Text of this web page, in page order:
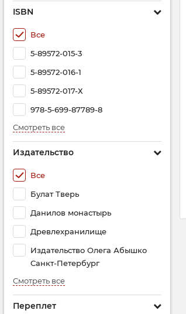
ISBN
Все
5-89572-015-3
5-89572-016-1
5-89572-017-Х
978-5-699-87789-8
Смотреть все
Издательство
Все
Булат Тверь
Данилов монастырь
Древлехранилище
Издательство Олега Абышко
Санкт-Петербург
Смотреть все
Переплет